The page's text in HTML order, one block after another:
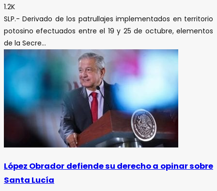
1.2K
SLP.- Derivado de los patrullajes implementados en territorio
potosino efectuados entre el 19 y 25 de octubre, elementos
de la Secre...
López Obrador defiende su derecho a opinar sobre
Santa Lucía